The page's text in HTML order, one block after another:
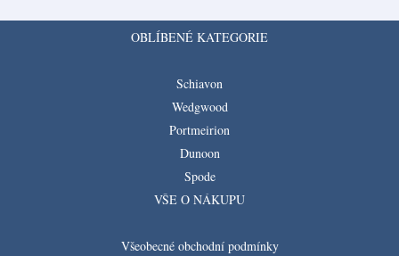
OBLÍBENÉ KATEGORIE
Schiavon
Wedgwood
Portmeirion
Dunoon
Spode
VŠE O NÁKUPU
Všeobecné obchodní podmínky